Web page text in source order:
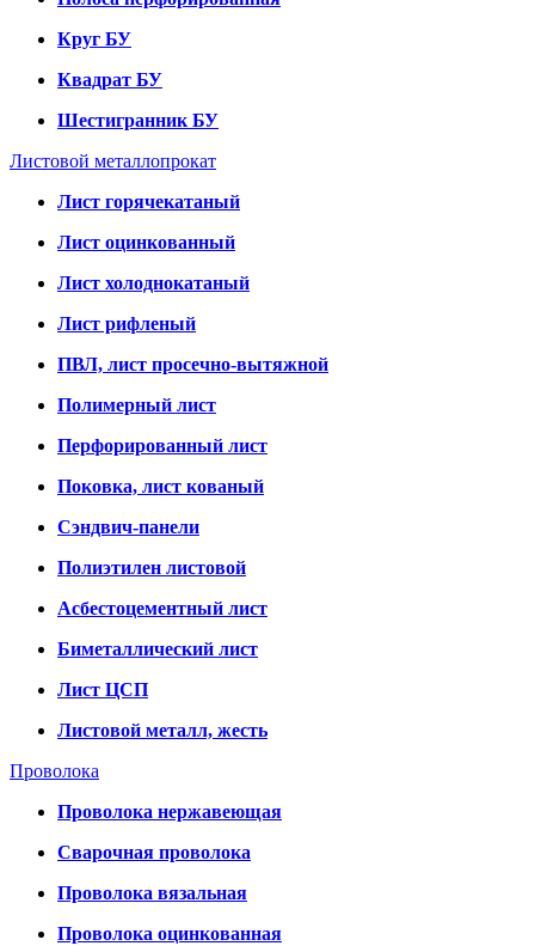
Круг БУ
Квадрат БУ
Шестигранник БУ
Листовой металлопрокат
Лист горячекатаный
Лист оцинкованный
Лист холоднокатаный
Лист рифленый
ПВЛ, лист просечно-вытяжной
Полимерный лист
Перфорированный лист
Поковка, лист кованый
Сэндвич-панели
Полиэтилен листовой
Асбестоцементный лист
Биметаллический лист
Лист ЦСП
Листовой металл, жесть
Проволока
Проволока нержавеющая
Сварочная проволока
Проволока вязальная
Проволока оцинкованная